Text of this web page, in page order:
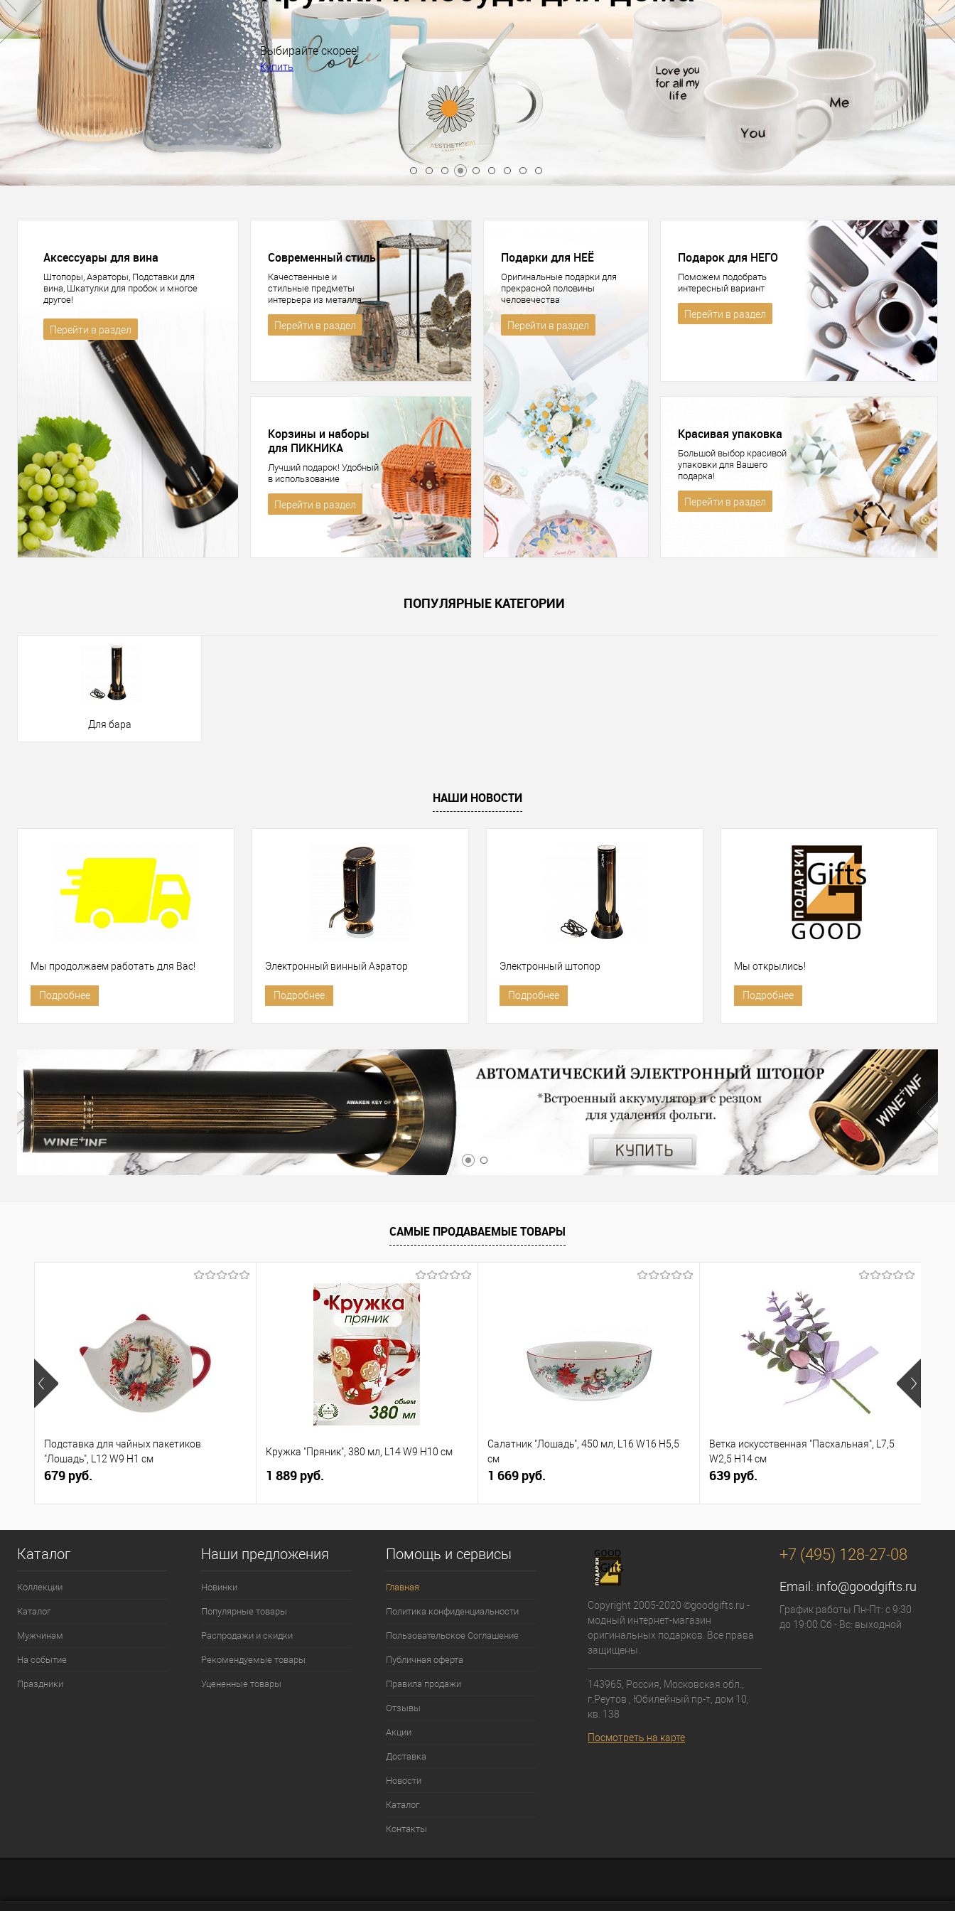
Выбирайте
Купить
Аксессуары для вина
Штопоры, Аэраторы, Подставки для
вина, Шкатулки для пробок и многое
другое!
Перейти в раздел
Современный стиль
Качественные и
стильные предметы
интерьера из металла
Перейти в раздел
Корзины и наборы
для ПИКНИКА
Лучший подарок! Удобный
в использование
Перейти в раздел
Подарки для НЕЁ
Оригинальные подарки для
прекрасной половины
человечества
Перейти в раздел
Подарок для НЕГО
Поможем подобрать
интересный вариант
Перейти в раздел
Красивая упаковка
Большой выбор красивой
упаковки для Вашего
подарка!
Перейти в раздел
ПОПУЛЯРНЫЕ КАТЕГОРИИ
Для бара
НАШИ НОВОСТИ
Мы продолжаем работать для Вас!
Подробнее
Электронный винный Аэратор
Подробнее
Электронный штопор
Подробнее
Мы открылись!
Подробнее
САМЫЕ ПРОДАВАЕМЫЕ ТОВАРЫ
Подставка для чайных пакетиков
"Лошадь", L12 W9 H1 см
679 руб.
Кружка "Пряник", 380 мл, L14 W9 H10 см
1 889 руб.
Салатник "Лошадь", 450 мл, L16 W16 H5,5
см
1 669 руб.
Ветка искусственная "Пасхальная", L7,5
W2,5 H14 см
639 руб.
Каталог
Коллекции
Каталог
Мужчинам
На событие
Праздники
Наши предложения
Новинки
Популярные товары
Распродажи и скидки
Рекомендуемые товары
Уцененные товары
Помощь и сервисы
Главная
Политика конфиденциальности
Пользовательское Соглашение
Публичная оферта
Правила продажи
Отзывы
Акции
Доставка
Новости
Каталог
Контакты
Copyright 2005-2020 ©goodgifts.ru -
модный интернет-магазин
оригинальных подарков. Все права
защищены.
143965, Россия, Московская обл.,
г.Реутов , Юбилейный пр-т, дом 10,
кв. 138⁠
Посмотреть на карте
+7 (495) 128-27-08
Email: info@goodgifts.ru
График работы Пн-Пт: с 9:30
до 19:00 Сб - Вс: выходной